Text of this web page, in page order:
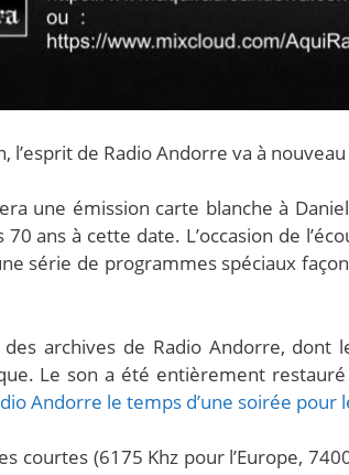
l’esprit de Radio Andorre va à
une émission carte blanche à
70 ans à cette date. L’occasion de
série de programmes spéciaux
archives de Radio Andorre, dont
Le son a été entièrement
Andorre le temps d’une soirée
courtes (6175 Khz pour l’Europe,